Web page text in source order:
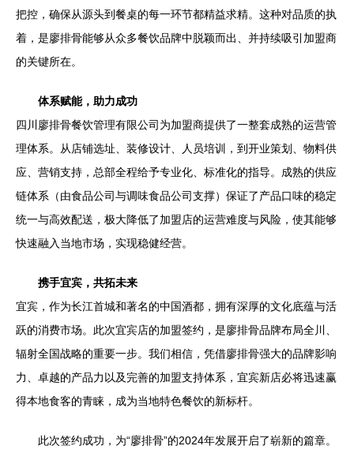
把控，确保从源头到餐桌的每一环节都精益求精。这种对品质的执
着，是廖排骨能够从众多餐饮品牌中脱颖而出、并持续吸引加盟商
的关键所在。
体系赋能，助力成功
四川廖排骨餐饮管理有限公司为加盟商提供了一整套成熟的运营管
理体系。从店铺选址、装修设计、人员培训，到开业策划、物料供
应、营销支持，总部全程给予专业化、标准化的指导。成熟的供应
链体系（由食品公司与调味食品公司支撑）保证了产品口味的稳定
统一与高效配送，极大降低了加盟店的运营难度与风险，使其能够
快速融入当地市场，实现稳健经营。
携手宜宾，共拓未来
宜宾，作为长江首城和著名的中国酒都，拥有深厚的文化底蕴与活
跃的消费市场。此次宜宾店的加盟签约，是廖排骨品牌布局全川、
辐射全国战略的重要一步。我们相信，凭借廖排骨强大的品牌影响
力、卓越的产品力以及完善的加盟支持体系，宜宾新店必将迅速赢
得本地食客的青睐，成为当地特色餐饮的新标杆。
此次签约成功，为“廖排骨”的2024年发展开启了崭新的篇章。